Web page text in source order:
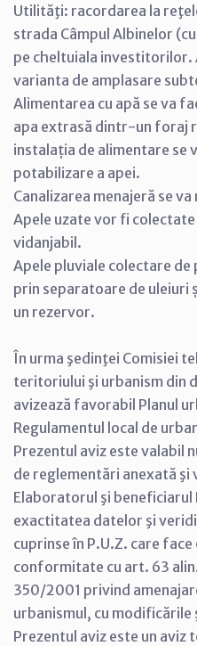
Utilităţi: racordarea la
strada Câmpul Albinelor
pe cheltuiala investitorilor.
varianta de amplasare
Alimentarea cu apă se va
apa extrasă dintr-un foraj
instalația de alimentare se
potabilizare a apei.
Canalizarea menajeră se
Apele uzate vor fi
vidanjabil.
Apele pluviale colectare
prin separatoare de uleiuri
un rezervor.
În urma şedinţei Comisiei
teritoriului şi urbanism din
avizează favorabil Planul
Regulamentul local de
Prezentul aviz este valabil
de reglementări anexată şi
Elaboratorul şi beneficiarul
exactitatea datelor şi
cuprinse în P.U.Z. care
conformitate cu art. 63
350/2001 privind
urbanismul, cu
Prezentul aviz este un